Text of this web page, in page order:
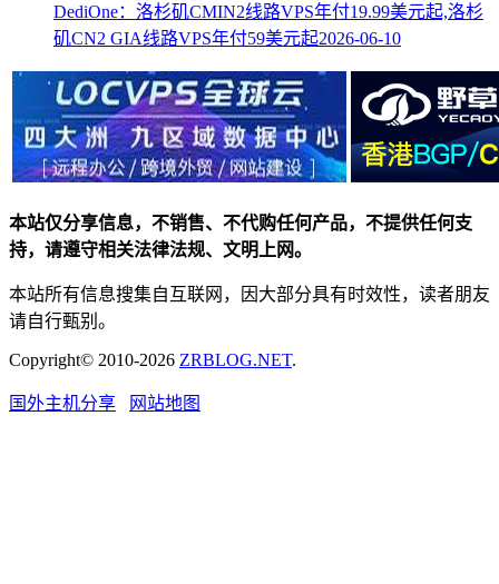
DediOne：洛杉矶CMIN2线路VPS年付19.99美元起,洛杉
矶CN2 GIA线路VPS年付59美元起2026-06-10
本站仅分享信息，不销售、不代购任何产品，不提供任何支
持，请遵守相关法律法规、文明上网。
本站所有信息搜集自互联网，因大部分具有时效性，读者朋友
请自行甄别。
Copyright© 2010-2026 ZRBLOG.NET.
国外主机分享 网站地图